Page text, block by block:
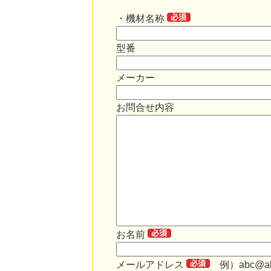
・機材名称
型番
メーカー
お問合せ内容
お名前
メールアドレス 例）